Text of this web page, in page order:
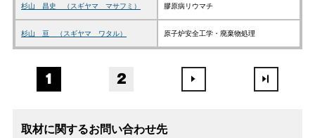
杉山 昌史 （スギヤマ マサフミ） 膠原病リウマチ
杉山 亘 （スギヤマ ワタル） 原子炉安全工学・廃棄物処理
1 2
取材に関するお問い合わせ先